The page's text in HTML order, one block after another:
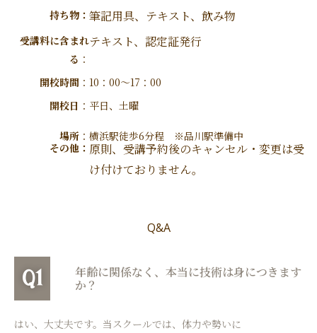
持ち物： 筆記用具、テキスト、飲み物
受講料に含まれ
る ：
テキスト、認定証発行
開校時間： 10：00～17：00
開校日 ： 平日、土曜
場所： 横浜駅徒歩6分程 ※品川駅準備中
その他： 原則、受講予約後のキャンセル・変更は受
け付けておりません。
Q&A
Q1
年齢に関係なく、本当に技術は身につきます
か？
はい、大丈夫です。当スクールでは、体力や勢いに